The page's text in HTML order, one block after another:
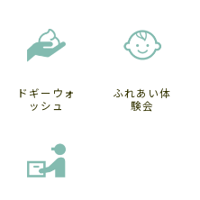
ドギーウォ
ッシュ
ふれあい体
験会